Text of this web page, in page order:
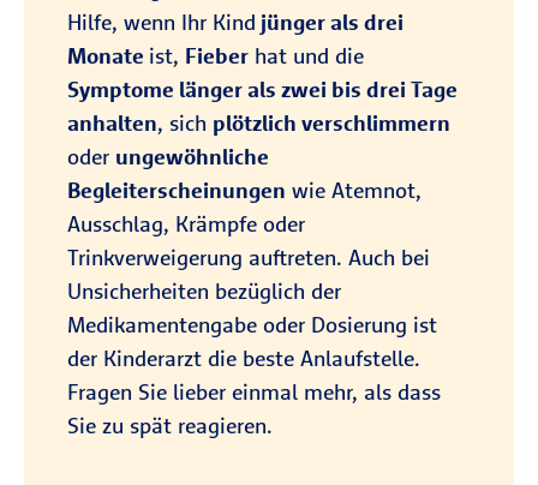
Hilfe, wenn Ihr Kind jünger als drei
Monate ist, Fieber hat und die
Symptome länger als zwei bis drei Tage
anhalten, sich plötzlich verschlimmern
oder ungewöhnliche
Begleiterscheinungen wie Atemnot,
Ausschlag, Krämpfe oder
Trinkverweigerung auftreten. Auch bei
Unsicherheiten bezüglich der
Medikamentengabe oder Dosierung ist
der Kinderarzt die beste Anlaufstelle.
Fragen Sie lieber einmal mehr, als dass
Sie zu spät reagieren.